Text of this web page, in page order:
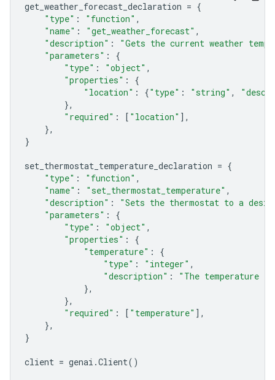
get_weather_forecast_declaration = {
"type" : "function" ,
"name" : "get_weather_forecast" ,
"description" :
"Gets the current weather
"parameters" :
{
"type" : "object" ,
"properties" :
{
"location" : {"type" : "string" ,
},
"required" : [ "location" ],
},
}
set_thermostat_temperature_declaration = {
"type" : "function" ,
"name" : "set_thermostat_temperature" ,
"description" :
"Sets the thermostat to a
"parameters" :
{
"type" : "object" ,
"properties" :
{
"temperature" :
{
"type" : "integer" ,
"description" :
"The temperature
},
},
"required" : [ "temperature" ],
},
}
client = genai .Client()